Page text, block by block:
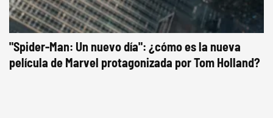
"Spider-Man: Un nuevo día": ¿cómo es la nueva
película de Marvel protagonizada por Tom Holland?